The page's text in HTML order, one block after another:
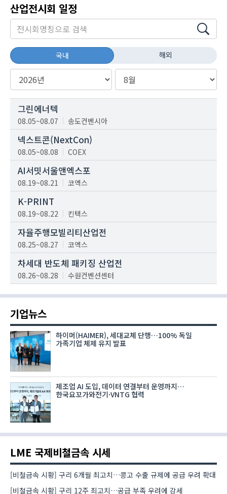
산업전시회 일정
국내 해외
그린에너텍
08.05~08.07 송도컨벤시아
넥스트콘(NextCon)
08.05~08.08 COEX
AI서밋서울앤엑스포
08.19~08.21 코엑스
K-PRINT
08.19~08.22 킨텍스
자율주행모빌리티산업전
08.25~08.27 코엑스
차세대 반도체 패키징 산업전
08.26~08.28 수원컨벤션센터
기업뉴스
하이머(HAIMER), 세대교체 단행…100% 독일
가족기업 체제 유지 발표
제조업 AI 도입, 데이터 연결부터 운영까지…
한국요꼬가와전기·VNTG 협력
LME 국제비철금속 시세
[비철금속 시황] 구리 6개월 최고치…콩고 수출 규제에 공급 우려 확대
[비철금속 시황] 구리 12주 최고치…공급 부족 우려에 강세